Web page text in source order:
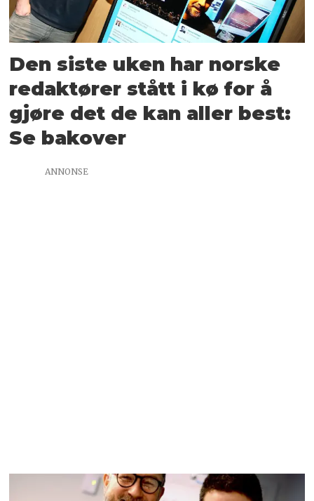
Den siste uken har norske
redaktører stått i kø for å
gjøre det de kan aller best:
Se bakover
ANNONSE